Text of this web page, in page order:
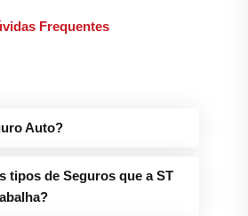
Frequentes
Auto?
tipos de Seguros que a ST